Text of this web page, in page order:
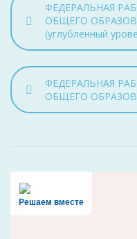
ФЕДЕРАЛЬНАЯ
ОБЩЕГО
(углубленный
ФЕДЕРАЛЬНАЯ
ОБЩЕГО
Решаем вместе